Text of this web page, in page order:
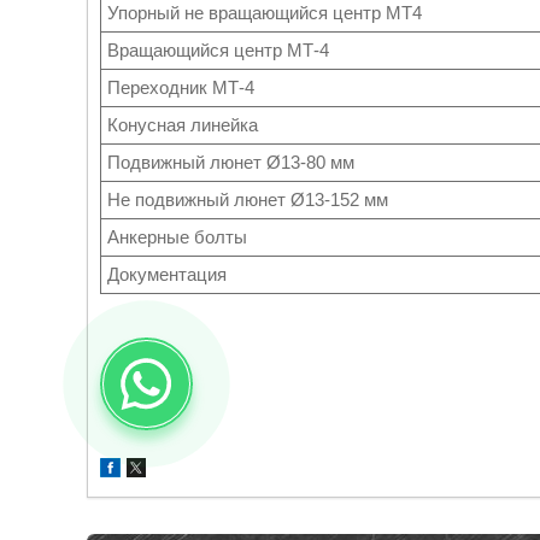
Упорный не вращающийся центр MT4
Вращающийся центр МТ-4
Переходник МТ-4
Конусная линейка
Подвижный люнет Ø13-80 мм
Не подвижный люнет Ø13-152 мм
Анкерные болты
Документация